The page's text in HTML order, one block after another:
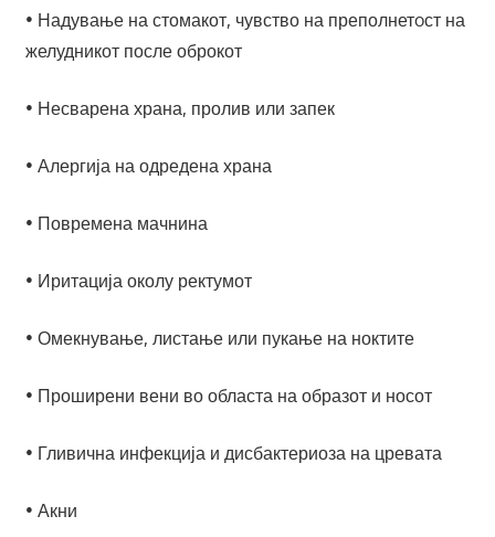
• Надување на стомакот, чувство на преполнетoст на
желудникот после оброкот
• Несварена храна, пролив или запек
• Алергија на одредена храна
• Повремена мачнина
• Иритација околу ректумот
• Омекнување, листање или пукање на ноктите
• Проширени вени во областа на образот и носот
• Гливична инфекција и дисбактериоза на цревата
• Акни